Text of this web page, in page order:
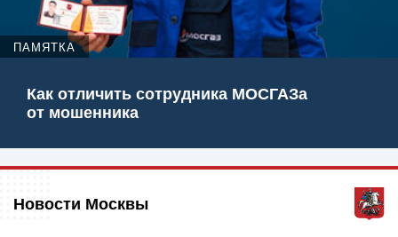
ПАМЯТКА
Как отличить сотрудника МОСГАЗа
от мошенника
Новости Москвы